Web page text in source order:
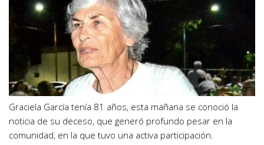
Graciela García tenía 81 años, esta mañana se conoció la
noticia de su deceso, que generó profundo pesar en la
comunidad, en la que tuvo una activa participación.